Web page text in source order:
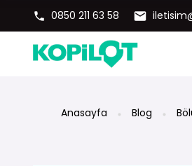
0850 211 63 58
Anasayfa Blog